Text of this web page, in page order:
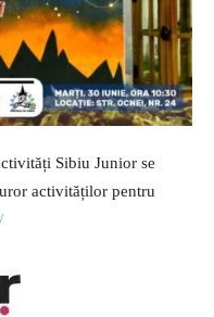
Sibiu Junior se
activităților pentru